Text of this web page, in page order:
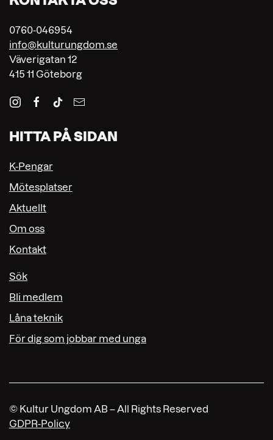
0760-046954
info@kulturungdom.se
Väverigatan 12
415 11 Göteborg
HITTA PÅ SIDAN
K-Pengar
Mötesplatser
Aktuellt
Om oss
Kontakt
Sök
Bli medlem
Låna teknik
För dig som jobbar med unga
© Kultur Ungdom AB – All Rights Reserved
GDPR-Policy